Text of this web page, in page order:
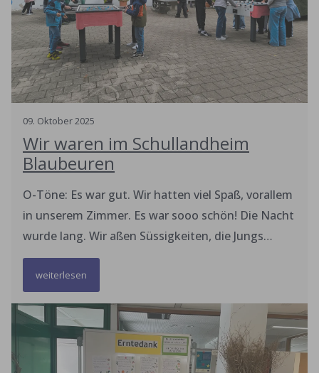
gemeinsam was für die nächste Woche gekocht
werden soll. Es ist sehr schön, wenn die Kinder
zusammen essen. Es stärkt unser WIR-Gefühl!
09. Oktober2025
Wir waren im Schullandheim
Blaubeuren
O-Töne: Es war gut. Wir hatten viel Spaß, vorallem
in unserem Zimmer. Es war sooo schön! Die Nacht
wurde lang. Wir aßen Süssigkeiten, die Jungs
wurden von den Mädchen geschminkt und wer
Lust hatte, nahm an der Nachtwanderung teil.
weiterlesen